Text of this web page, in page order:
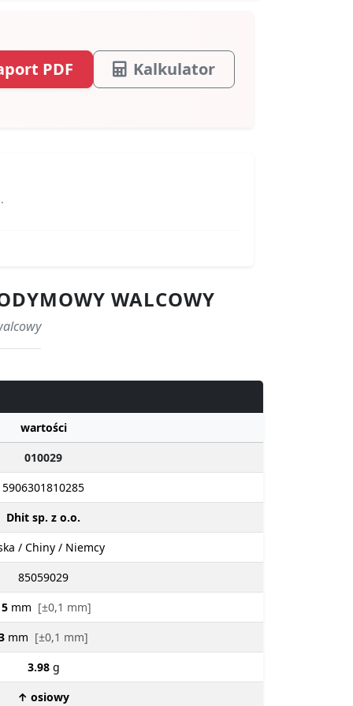
PDF Kalkulator
WALCOWY
wartości
010029
5906301810285
Dhit sp. z o.o.
/ Chiny / Niemcy
85059029
mm [±0,1 mm]
mm [±0,1 mm]
3.98 g
↑ osiowy